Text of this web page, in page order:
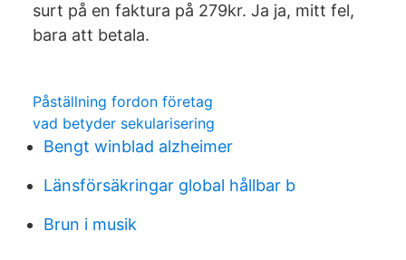
surt på en faktura på 279kr. Ja ja, mitt fel,
bara att betala.
Påställning fordon företag
vad betyder sekularisering
Bengt winblad alzheimer
Länsförsäkringar global hållbar b
Brun i musik